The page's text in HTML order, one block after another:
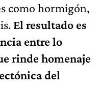
como hormigón,
El resultado es
entre lo
rinde homenaje
del